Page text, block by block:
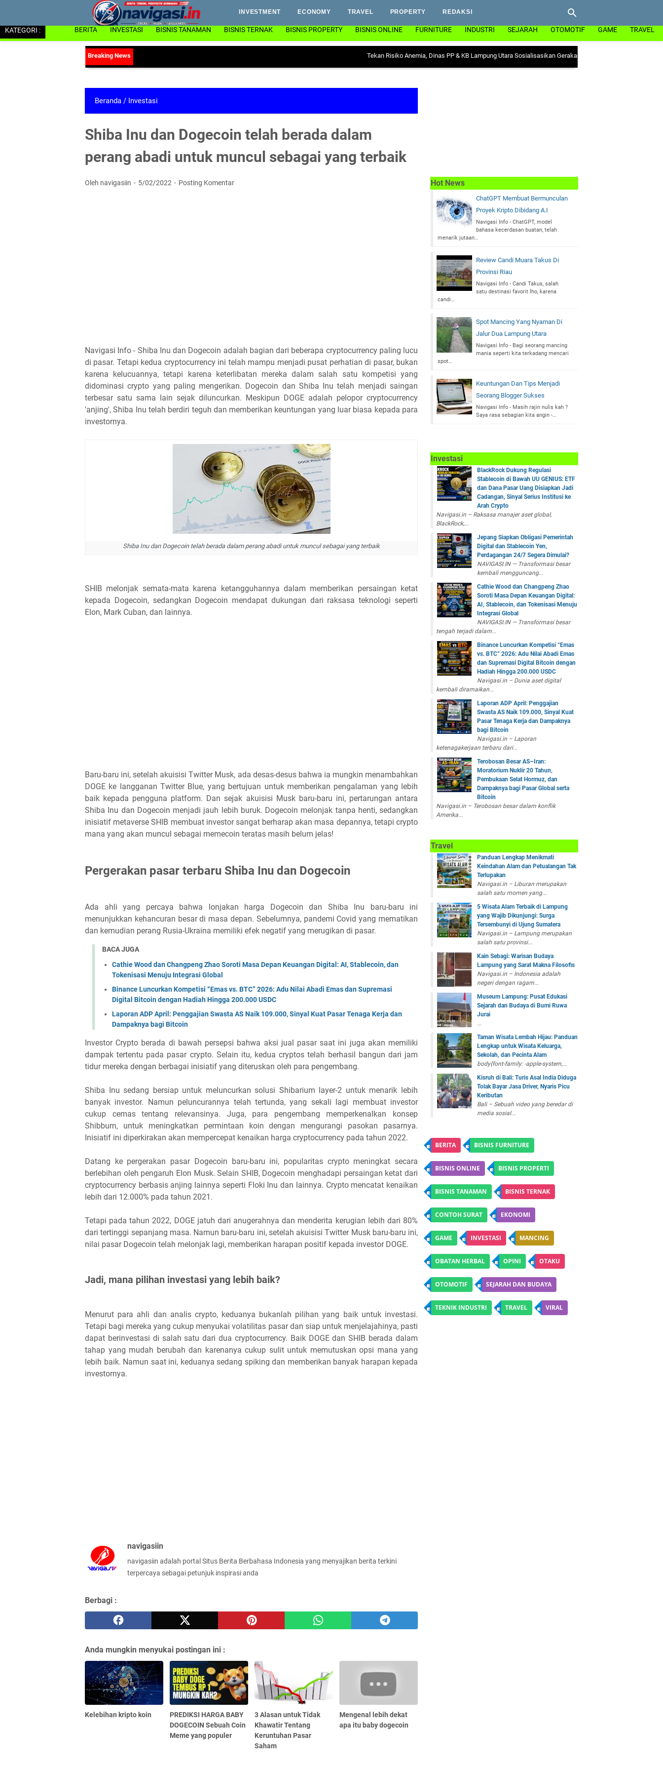
INVESTMENT ECONOMY TRAVEL PROPERTY REDAKSI
KATEGORI : BERITA INVESTASI BISNIS TANAMAN BISNIS TERNAK BISNIS PROPERTY BISNIS ONLINE FURNITURE INDUSTRI SEJARAH OTOMOTIF GAME TRAVEL
Tekan Risiko Anemia, Dinas PP & KB Lampung Utara Sosialisasikan Gerakan "Ayo Minum Tablet Tambah Darah" di
Beranda / Investasi
Shiba Inu dan Dogecoin telah berada dalam
perang abadi untuk muncul sebagai yang terbaik
Oleh navigasiin 5/02/2022 Posting Komentar
Navigasi Info - Shiba Inu dan Dogecoin adalah bagian dari beberapa cryptocurrency paling lucu
di pasar. Tetapi kedua cryptocurrency ini telah mampu menjadi pusat perhatian di pasar, bukan
karena kelucuannya, tetapi karena keterlibatan mereka dalam salah satu kompetisi yang
didominasi crypto yang paling mengerikan. Dogecoin dan Shiba Inu telah menjadi saingan
terbesar satu sama lain sejak diluncurkan. Meskipun DOGE adalah pelopor cryptocurrency
'anjing', Shiba Inu telah berdiri teguh dan memberikan keuntungan yang luar biasa kepada para
investornya.
Shiba Inu dan Dogecoin telah berada dalam perang abadi untuk muncul sebagai yang terbaik
SHIB melonjak semata-mata karena ketangguhannya dalam memberikan persaingan ketat
kepada Dogecoin, sedangkan Dogecoin mendapat dukungan dari raksasa teknologi seperti
Elon, Mark Cuban, dan lainnya.
Baru-baru ini, setelah akuisisi Twitter Musk, ada desas-desus bahwa ia mungkin menambahkan
DOGE ke langganan Twitter Blue, yang bertujuan untuk memberikan pengalaman yang lebih
baik kepada pengguna platform. Dan sejak akuisisi Musk baru-baru ini, pertarungan antara
Shiba Inu dan Dogecoin menjadi jauh lebih buruk. Dogecoin melonjak tanpa henti, sedangkan
inisiatif metaverse SHIB membuat investor sangat berharap akan masa depannya, tetapi crypto
mana yang akan muncul sebagai memecoin teratas masih belum jelas!
Pergerakan pasar terbaru Shiba Inu dan Dogecoin
Ada ahli yang percaya bahwa lonjakan harga Dogecoin dan Shiba Inu baru-baru ini
menunjukkan kehancuran besar di masa depan. Sebelumnya, pandemi Covid yang mematikan
dan kemudian perang Rusia-Ukraina memiliki efek negatif yang merugikan di pasar.
BACA JUGA
Cathie Wood dan Changpeng Zhao Soroti Masa Depan Keuangan Digital: AI, Stablecoin, dan
Tokenisasi Menuju Integrasi Global
Binance Luncurkan Kompetisi “Emas vs. BTC” 2026: Adu Nilai Abadi Emas dan Supremasi
Digital Bitcoin dengan Hadiah Hingga 200.000 USDC
Laporan ADP April: Penggajian Swasta AS Naik 109.000, Sinyal Kuat Pasar Tenaga Kerja dan
Dampaknya bagi Bitcoin
Investor Crypto berada di bawah persepsi bahwa aksi jual pasar saat ini juga akan memiliki
dampak tertentu pada pasar crypto. Selain itu, kedua cryptos telah berhasil bangun dari jam
tidur mereka dengan berbagai inisiatif yang diteruskan oleh para pengembang.
Shiba Inu sedang bersiap untuk meluncurkan solusi Shibarium layer-2 untuk menarik lebih
banyak investor. Namun peluncurannya telah tertunda, yang sekali lagi membuat investor
cukup cemas tentang relevansinya. Juga, para pengembang memperkenalkan konsep
Shibburn, untuk meningkatkan permintaan koin dengan mengurangi pasokan pasarnya.
Inisiatif ini diperkirakan akan mempercepat kenaikan harga cryptocurrency pada tahun 2022.
Datang ke pergerakan pasar Dogecoin baru-baru ini, popularitas crypto meningkat secara
berlebihan oleh pengaruh Elon Musk. Selain SHIB, Dogecoin menghadapi persaingan ketat dari
cryptocurrency berbasis anjing lainnya seperti Floki Inu dan lainnya. Crypto mencatat kenaikan
lebih dari 12.000% pada tahun 2021.
Tetapi pada tahun 2022, DOGE jatuh dari anugerahnya dan menderita kerugian lebih dari 80%
dari tertinggi sepanjang masa. Namun baru-baru ini, setelah akuisisi Twitter Musk baru-baru ini,
nilai pasar Dogecoin telah melonjak lagi, memberikan harapan positif kepada investor DOGE.
Jadi, mana pilihan investasi yang lebih baik?
Menurut para ahli dan analis crypto, keduanya bukanlah pilihan yang baik untuk investasi.
Tetapi bagi mereka yang cukup menyukai volatilitas pasar dan siap untuk menjelajahinya, pasti
dapat berinvestasi di salah satu dari dua cryptocurrency. Baik DOGE dan SHIB berada dalam
tahap yang mudah berubah dan karenanya cukup sulit untuk memutuskan opsi mana yang
lebih baik. Namun saat ini, keduanya sedang spiking dan memberikan banyak harapan kepada
investornya.
navigasiin
navigasiin adalah portal Situs Berita Berbahasa Indonesia yang menyajikan berita terkini
terpercaya sebagai petunjuk inspirasi anda
Berbagi :
Anda mungkin menyukai postingan ini :
Kelebihan kripto koin
PREDIKSI HARGA BABY
DOGECOIN Sebuah Coin
Meme yang populer
3 Alasan untuk Tidak
Khawatir Tentang
Keruntuhan Pasar
Saham
Mengenal lebih dekat
apa itu baby dogecoin
Hot News
ChatGPT Membuat Bermunculan
Proyek Kripto Dibidang A.I
Navigasi Info - ChatGPT, model
bahasa kecerdasan buatan, telah
menarik jutaan…
Review Candi Muara Takus Di
Provinsi Riau
Navigasi Info - Candi Takus, salah
satu destinasi favorit lho, karena
candi…
Spot Mancing Yang Nyaman Di
Jalur Dua Lampung Utara
Navigasi Info - Bagi seorang mancing
mania seperti kita terkadang mencari
spot…
Keuntungan Dan Tips Menjadi
Seorang Blogger Sukses
Navigasi Info - Masih rajin nulis kah ?
Saya rasa sebagian kita angin -…
Investasi
BlackRock Dukung Regulasi
Stablecoin di Bawah UU GENIUS: ETF
dan Dana Pasar Uang Disiapkan Jadi
Cadangan, Sinyal Serius Institusi ke
Arah Crypto
Navigasi.in – Raksasa manajer aset global,
BlackRock,...
Jepang Siapkan Obligasi Pemerintah
Digital dan Stablecoin Yen,
Perdagangan 24/7 Segera Dimulai?
NAVIGASI.IN — Transformasi besar
kembali mengguncang...
Cathie Wood dan Changpeng Zhao
Soroti Masa Depan Keuangan Digital:
AI, Stablecoin, dan Tokenisasi Menuju
Integrasi Global
NAVIGASI.IN — Transformasi besar
tengah terjadi dalam...
Binance Luncurkan Kompetisi “Emas
vs. BTC” 2026: Adu Nilai Abadi Emas
dan Supremasi Digital Bitcoin dengan
Hadiah Hingga 200.000 USDC
Navigasi.in – Dunia aset digital
kembali diramaikan...
Laporan ADP April: Penggajian
Swasta AS Naik 109.000, Sinyal Kuat
Pasar Tenaga Kerja dan Dampaknya
bagi Bitcoin
Navigasi.in – Laporan
ketenagakerjaan terbaru dari...
Terobosan Besar AS–Iran:
Moratorium Nuklir 20 Tahun,
Pembukaan Selat Hormuz, dan
Dampaknya bagi Pasar Global serta
Bitcoin
Navigasi.in – Terobosan besar dalam konflik
Amerika...
Travel
Panduan Lengkap Menikmati
Keindahan Alam dan Petualangan Tak
Terlupakan
Navigasi.in – Liburan merupakan
salah satu momen yang...
5 Wisata Alam Terbaik di Lampung
yang Wajib Dikunjungi: Surga
Tersembunyi di Ujung Sumatera
Navigasi.in – Lampung merupakan
salah satu provinsi...
Kain Sebagi: Warisan Budaya
Lampung yang Sarat Makna Filosofis
Navigasi.in – Indonesia adalah
negeri dengan ragam...
Museum Lampung: Pusat Edukasi
Sejarah dan Budaya di Bumi Ruwa
Jurai
...
Taman Wisata Lembah Hijau: Panduan
Lengkap untuk Wisata Keluarga,
Sekolah, dan Pecinta Alam
body{font-family: -apple-system,...
Kisruh di Bali: Turis Asal India Diduga
Tolak Bayar Jasa Driver, Nyaris Picu
Keributan
Bali – Sebuah video yang beredar di
media sosial...
BERITA BISNIS FURNITURE
BISNIS ONLINE BISNIS PROPERTI
BISNIS TANAMAN BISNIS TERNAK
CONTOH SURAT EKONOMI
GAME INVESTASI MANCING
OBATAN HERBAL OPINI OTAKU
OTOMOTIF SEJARAH DAN BUDAYA
TEKNIK INDUSTRI TRAVEL VIRAL